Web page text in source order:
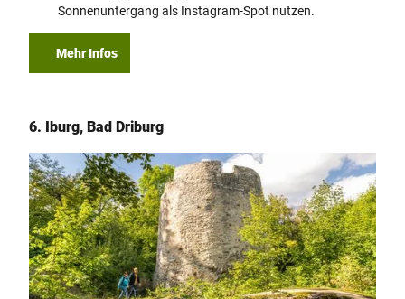
Sonnenuntergang als Instagram-Spot nutzen.
Mehr Infos
6. Iburg, Bad Driburg